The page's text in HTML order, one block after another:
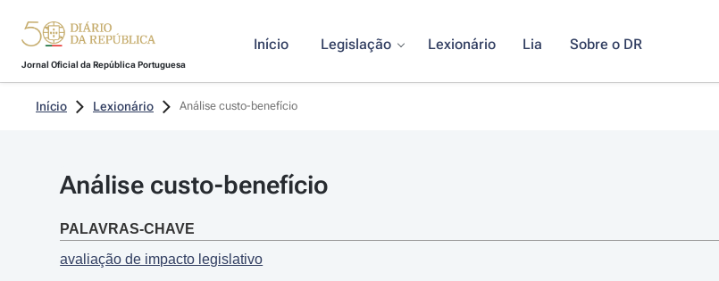
Jornal Oficial da República Portuguesa
Início Legislação Lexionário Lia Sobre o DR
Início Lexionário Análise custo-benefício
Análise custo-benefício
PALAVRAS-CHAVE
avaliação de impacto legislativo